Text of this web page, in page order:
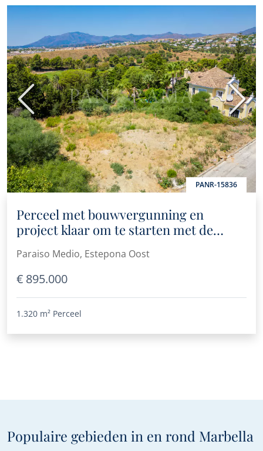
PANR-15836
Vorige
Perceel met bouwvergunning en
project klaar om te starten met de
Paraiso Medio, Estepona Oost
€ 895.000
1.320 m² Perceel
Populaire gebieden in en rond Marbella